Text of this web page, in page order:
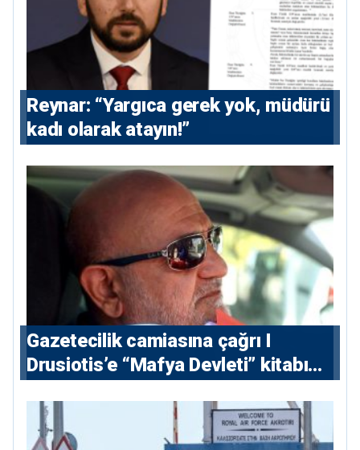
Reynar: “Yargıca gerek yok, müdürü
kadı olarak atayın!”
Gazetecilik camiasına çağrı I
⁠Drusiotis’e “Mafya Devleti” kitabı